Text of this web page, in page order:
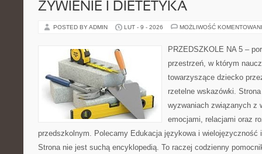
ŻYWIENIE I DIETETYKA
POSTED BY ADMIN LUT - 9 - 2026 MOŻLIWOŚĆ
PRZEDSZKOLE NA 5 –
przestrzeń, w którym
towarzyszące dziecko
rzetelne wskazówki.
wyzwaniach związanych z
emocjami, relacjami oraz
przedszkolnym. Polecamy Edukacja językowa i wielojęzyczność
Strona nie jest suchą encyklopedią. To raczej codzienny